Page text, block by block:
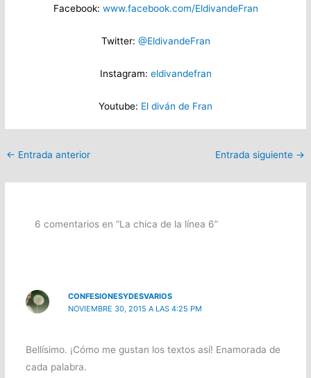
Facebook: www.facebook.com/EldivandeFran
Twitter: @EldivandeFran
Instagram: eldivandefran
Youtube: El diván de Fran
← Entrada anterior Entrada siguiente →
6 comentarios en “La chica de la línea 6”
CONFESIONESYDESVARIOS
NOVIEMBRE 30, 2015 A LAS 4:25 PM
Bellísimo. ¡Cómo me gustan los textos así! Enamorada de
cada palabra.